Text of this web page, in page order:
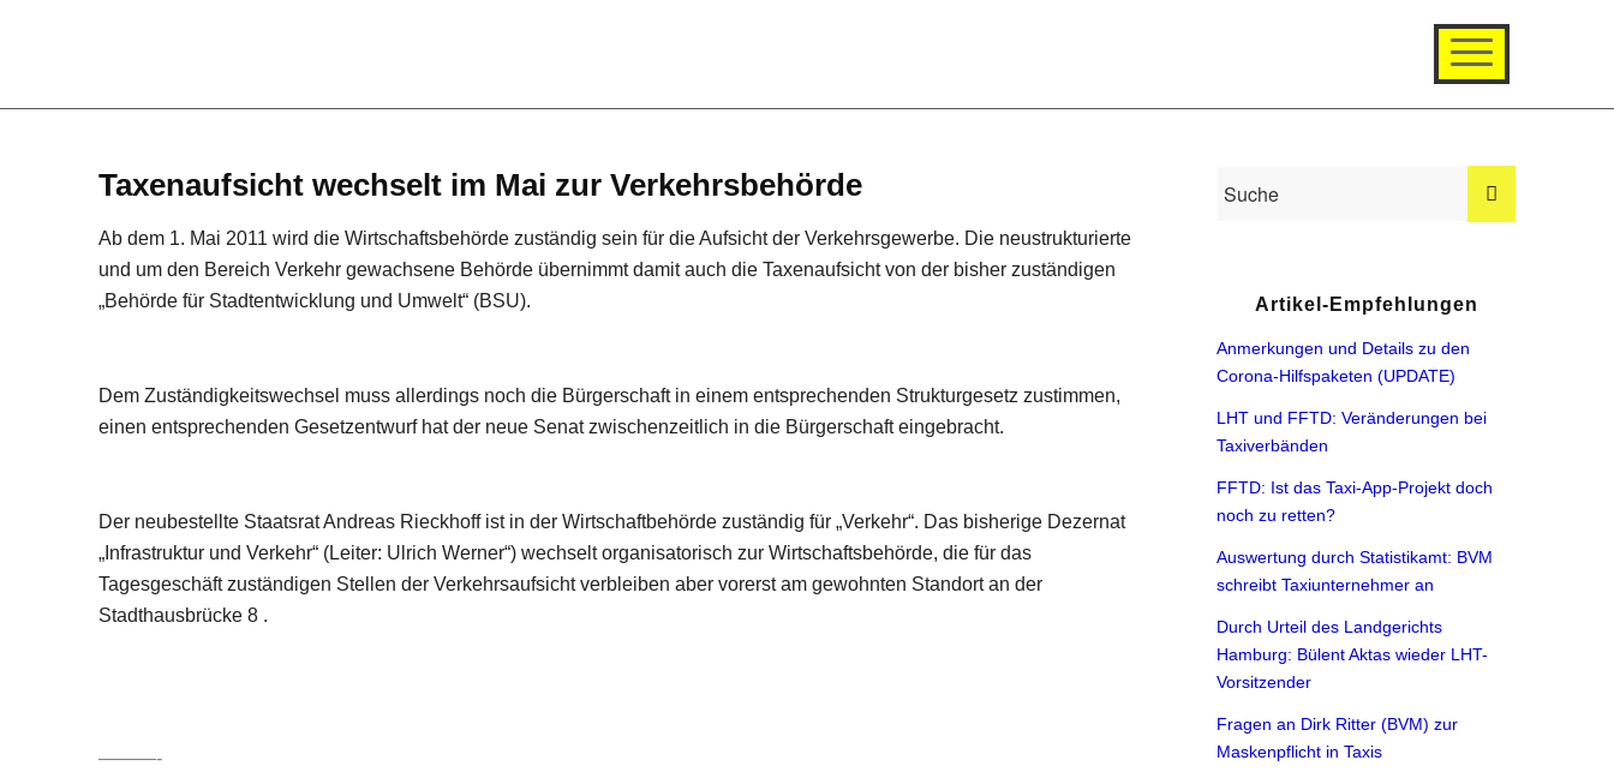
Taxenaufsicht wechselt im Mai zur Verkehrsbehörde
Ab dem 1. Mai 2011 wird die Wirtschaftsbehörde zuständig sein für die Aufsicht der Verkehrsgewerbe. Die neustrukturierte
und um den Bereich Verkehr gewachsene Behörde übernimmt damit auch die Taxenaufsicht von der bisher zuständigen
„Behörde für Stadtentwicklung und Umwelt“ (BSU).
Dem Zuständigkeitswechsel muss allerdings noch die Bürgerschaft in einem entsprechenden Strukturgesetz zustimmen,
einen entsprechenden Gesetzentwurf hat der neue Senat zwischenzeitlich in die Bürgerschaft eingebracht.
Der neubestellte Staatsrat Andreas Rieckhoff ist in der Wirtschaftbehörde zuständig für „Verkehr“. Das bisherige Dezernat
„Infrastruktur und Verkehr“ (Leiter: Ulrich Werner“) wechselt organisatorisch zur Wirtschaftsbehörde, die für das
Tagesgeschäft zuständigen Stellen der Verkehrsaufsicht verbleiben aber vorerst am gewohnten Standort an der
Stadthausbrücke 8 .
———-
Artikel-Empfehlungen
Anmerkungen und Details zu den
Corona-Hilfspaketen (UPDATE)
LHT und FFTD: Veränderungen bei
Taxiverbänden
FFTD: Ist das Taxi-App-Projekt doch
noch zu retten?
Auswertung durch Statistikamt: BVM
schreibt Taxiunternehmer an
Durch Urteil des Landgerichts
Hamburg: Bülent Aktas wieder LHT-
Vorsitzender
Fragen an Dirk Ritter (BVM) zur
Maskenpflicht in Taxis